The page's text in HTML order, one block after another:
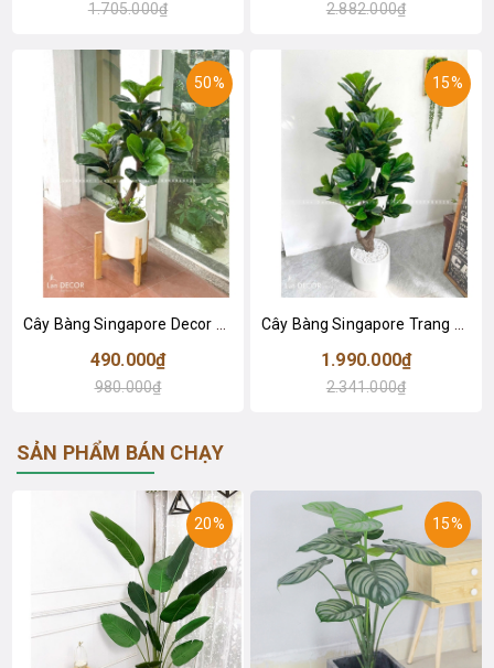
1.705.000₫ 2.882.000₫
50%
490.000₫
980.000₫
15%
1.990.000₫
2.341.000₫
SẢN PHẨM BÁN CHẠY
20% 15%